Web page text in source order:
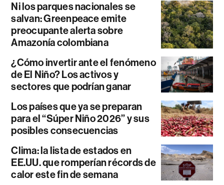
Ni los parques nacionales se
salvan: Greenpeace emite
preocupante alerta sobre
Amazonía colombiana
¿Cómo invertir ante el fenómeno
de El Niño? Los activos y
sectores que podrían ganar
Los países que ya se preparan
para el “Súper Niño 2026” y sus
posibles consecuencias
Clima: la lista de estados en
EE.UU. que romperían récords de
calor este fin de semana